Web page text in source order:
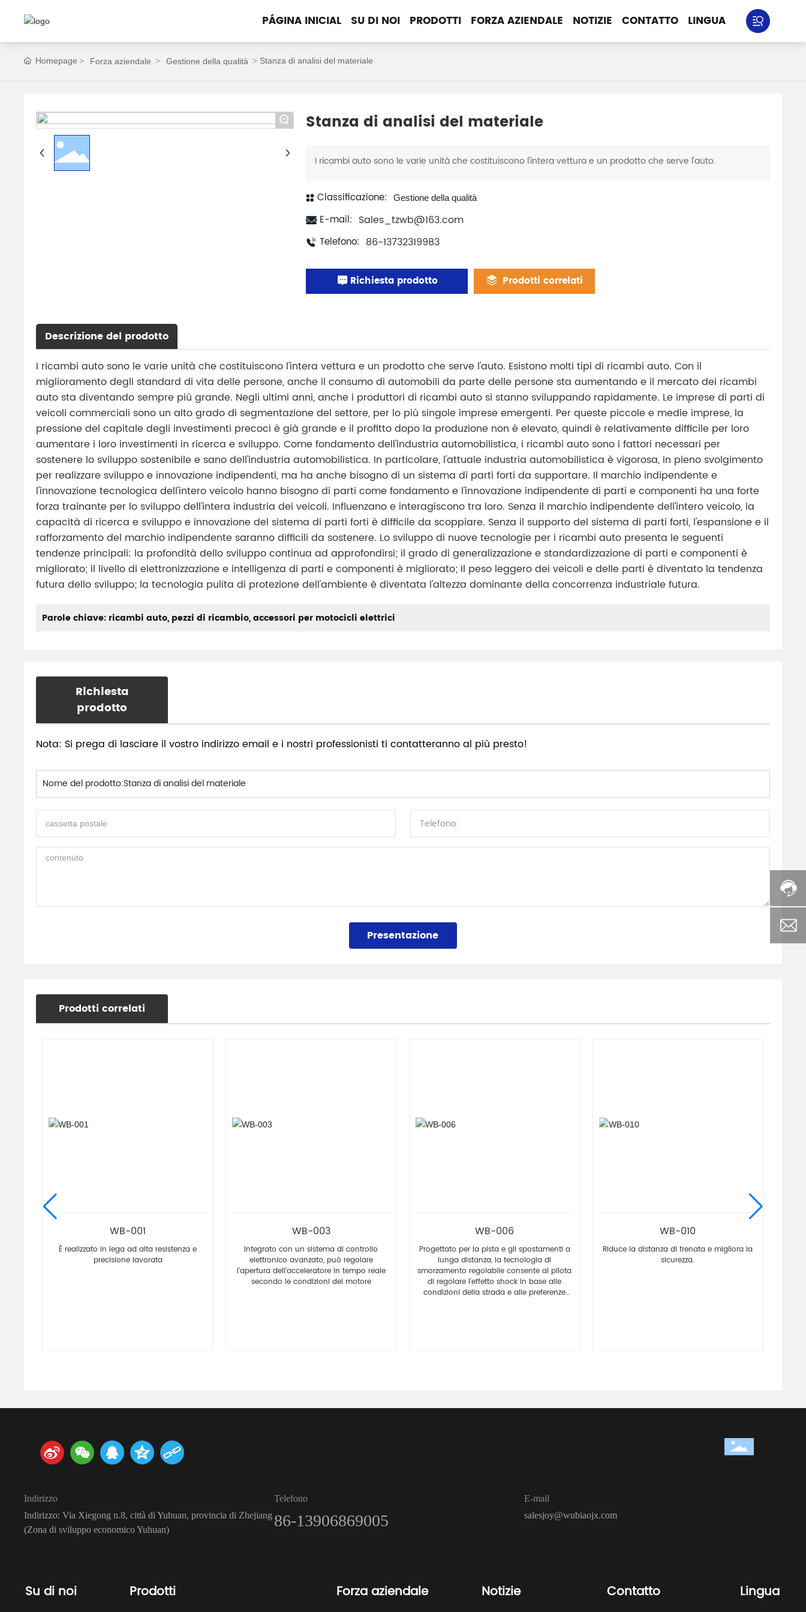
PÁGINA INICIAL SU DI NOI PRODOTTI FORZA AZIENDALE NOTIZIE CONTATTO LINGUA
Homepage Forza aziendale Gestione della qualità Stanza di analisi del materiale
+ Stanza di analisi del materiale
I ricambi auto sono le varie unità che costituiscono l'intera vettura e un prodotto che serve l'auto.
Classificazione: Gestione della qualità
E-mail: Sales_tzwb@163.com
Telefono: 86-13732319983
Richiesta prodotto Prodotti correlati
Descrizione del prodotto
I ricambi auto sono le varie unità che costituiscono l'intera vettura e un prodotto che serve l'auto. Esistono molti tipi di ricambi auto. Con il
miglioramento degli standard di vita delle persone, anche il consumo di automobili da parte delle persone sta aumentando e il mercato dei ricambi
auto sta diventando sempre più grande. Negli ultimi anni, anche i produttori di ricambi auto si stanno sviluppando rapidamente. Le imprese di parti di
veicoli commerciali sono un alto grado di segmentazione del settore, per lo più singole imprese emergenti. Per queste piccole e medie imprese, la
pressione del capitale degli investimenti precoci è già grande e il profitto dopo la produzione non è elevato, quindi è relativamente difficile per loro
aumentare i loro investimenti in ricerca e sviluppo. Come fondamento dell'industria automobilistica, i ricambi auto sono i fattori necessari per
sostenere lo sviluppo sostenibile e sano dell'industria automobilistica. In particolare, l'attuale industria automobilistica è vigorosa, in pieno svolgimento
per realizzare sviluppo e innovazione indipendenti, ma ha anche bisogno di un sistema di parti forti da supportare. Il marchio indipendente e
l'innovazione tecnologica dell'intero veicolo hanno bisogno di parti come fondamento e l'innovazione indipendente di parti e componenti ha una forte
forza trainante per lo sviluppo dell'intera industria dei veicoli. Influenzano e interagiscono tra loro. Senza il marchio indipendente dell'intero veicolo, la
capacità di ricerca e sviluppo e innovazione del sistema di parti forti è difficile da scoppiare. Senza il supporto del sistema di parti forti, l'espansione e il
rafforzamento del marchio indipendente saranno difficili da sostenere. Lo sviluppo di nuove tecnologie per i ricambi auto presenta le seguenti
tendenze principali: la profondità dello sviluppo continua ad approfondirsi; il grado di generalizzazione e standardizzazione di parti e componenti è
migliorato; il livello di elettronizzazione e intelligenza di parti e componenti è migliorato; Il peso leggero dei veicoli e delle parti è diventato la tendenza
futura dello sviluppo; la tecnologia pulita di protezione dell'ambiente è diventata l'altezza dominante della concorrenza industriale futura.
Parole chiave: ricambi auto, pezzi di ricambio, accessori per motocicli elettrici
Richiesta
prodotto
Nota: Si prega di lasciare il vostro indirizzo email e i nostri professionisti ti contatteranno al più presto!
Nome del prodotto:Stanza di analisi del materiale
Presentazione
Prodotti correlati
WB-001
È realizzato in lega ad alta resistenza e
precisione lavorata
WB-003
Integrato con un sistema di controllo
elettronico avanzato, può regolare
l'apertura dell'acceleratore in tempo reale
secondo le condizioni del motore
WB-006
Progettato per la pista e gli spostamenti a
lunga distanza, la tecnologia di
smorzamento regolabile consente al pilota
di regolare l'effetto shock in base alle
condizioni della strada e alle preferenze
WB-010
Riduce la distanza di frenata e migliora la
sicurezza.
Indirizzo
Indirizzo: Via Xiegong n.8, città di Yuhuan, provincia di Zhejiang
(Zona di sviluppo economico Yuhuan)
Telefono
86-13906869005
E-mail
salesjoy@wubiaojx.com
Su di noi Prodotti Forza aziendale Notizie Contatto Lingua